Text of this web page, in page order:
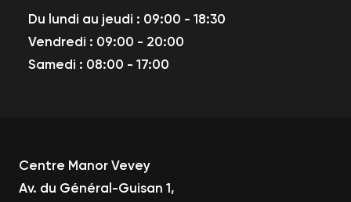
Du lundi au jeudi : 09:00 - 18:30
Vendredi : 09:00 - 20:00
Samedi : 08:00 - 17:00
Centre Manor Vevey
Av. du Général-Guisan 1,